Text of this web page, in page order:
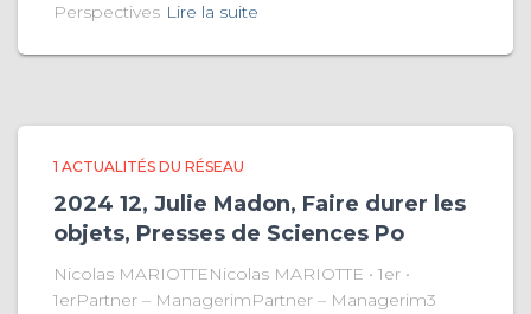
Perspectives Lire la suite
1 ACTUALITÉS DU RÉSEAU
2024 12, Julie Madon, Faire durer les
objets, Presses de Sciences Po
Nicolas MARIOTTENicolas MARIOTTE • 1er •
1erPartner – ManagerimPartner – Managerim3